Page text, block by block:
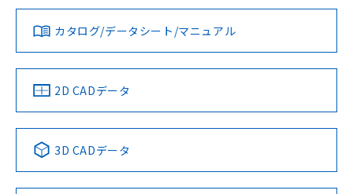
ダウンロードデータをご利用いただく前に、以下を必ずお読
みください。
ソフトウェアの使用条件
対応済み
中国 RoHS 注意事項・凡例
Pb Hg Cd Cr(VI)
LR型式承認
（イギリス
船舶規格）
DNV型式承認
（ノルウェー
BV型式承認
（フランス
KR型式
（韓国
No No No No
この製品の規格認証/適合状況ページへ
その他の認証はこちらのページからご検索ください
カタログ/データシート/マニュアル
2D CADデータ
3D CADデータ